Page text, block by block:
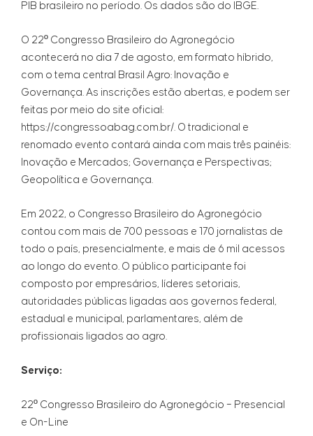
PIB brasileiro no período. Os dados são do IBGE.
O 22º Congresso Brasileiro do Agronegócio
acontecerá no dia 7 de agosto, em formato híbrido,
com o tema central Brasil Agro: Inovação e
Governança. As inscrições estão abertas, e podem ser
feitas por meio do site oficial:
https://congressoabag.com.br/. O tradicional e
renomado evento contará ainda com mais três painéis:
Inovação e Mercados; Governança e Perspectivas;
Geopolítica e Governança.
Em 2022, o Congresso Brasileiro do Agronegócio
contou com mais de 700 pessoas e 170 jornalistas de
todo o país, presencialmente, e mais de 6 mil acessos
ao longo do evento. O público participante foi
composto por empresários, líderes setoriais,
autoridades públicas ligadas aos governos federal,
estadual e municipal, parlamentares, além de
profissionais ligados ao agro.
Serviço:
22º Congresso Brasileiro do Agronegócio – Presencial
e On-Line